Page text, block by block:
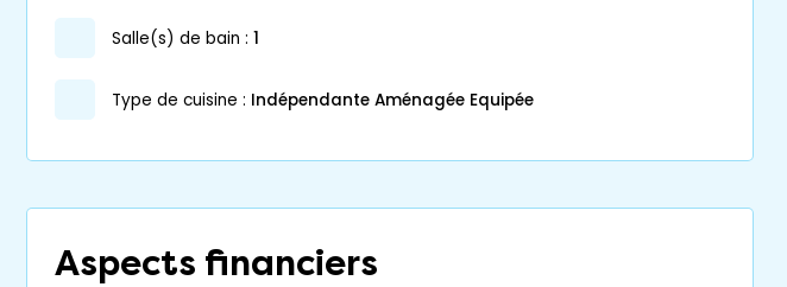
salle(s) de bain : 1
Type de cuisine : Indépendante Aménagée Equipée
Aspects financiers